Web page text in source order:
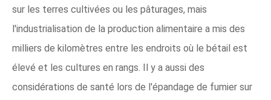
sur les terres cultivées ou les pâturages, mais
l'industrialisation de la production alimentaire a mis des
milliers de kilomètres entre les endroits où le bétail est
élevé et les cultures en rangs. Il y a aussi des
considérations de santé lors de l'épandage de fumier sur